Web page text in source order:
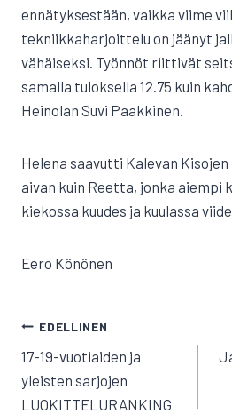
ennätyksestään, vaikka viime
tekniikkaharjoittelu on jäänyt
vähäiseksi. Työnnöt riittivät
samalla tuloksella 12.75 kuin
Heinolan Suvi Paakkinen.
Helena saavutti Kalevan
aivan kuin Reetta, jonka aiempi
kiekossa kuudes ja kuulassa
Eero Könönen
ARTIKKELIEN
SELAUS
EDELLINEN
17-19-vuotiaiden ja
yleisten sarjojen
LUOKITTELURANKING